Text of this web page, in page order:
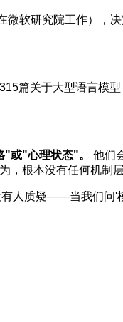
微软研究院工作），
篇关于大型语言模
"或"心理状态"。
他们
根本没有任何机制层
有人质疑——当我们问'